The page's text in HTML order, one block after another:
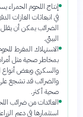
إنتاج اللحوم الحمراء
في انبعاثات الغازات
الضرائب يمكن أن يقلل
البيئي.
الاستهلاك المفرط
بمخاطر صحية مثل
والسكري وبعض أنواع
والضرائب قد تشجع
صحية أكثر.
العائدات من ضرائب
استثمارها في دعم